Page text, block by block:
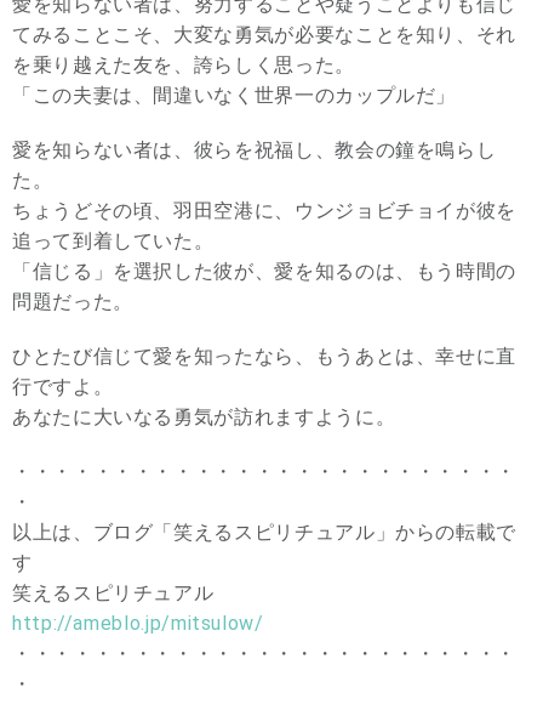
てみることこそ、大変な勇気が必要なことを知り、それ
を乗り越えた友を、誇らしく思った。
「この夫妻は、間違いなく世界一のカップルだ」
愛を知らない者は、彼らを祝福し、教会の鐘を鳴らし
た。
ちょうどその頃、羽田空港に、ウンジョビチョイが彼を
追って到着していた。
「信じる」を選択した彼が、愛を知るのは、もう時間の
問題だった。
ひとたび信じて愛を知ったなら、もうあとは、幸せに直
行ですよ。
あなたに大いなる勇気が訪れますように。
・・・・・・・・・・・・・・・・・・・・・・・・・
・
以上は、ブログ「笑えるスピリチュアル」からの転載で
す
笑えるスピリチュアル
http://ameblo.jp/mitsulow/
・・・・・・・・・・・・・・・・・・・・・・・・・
・